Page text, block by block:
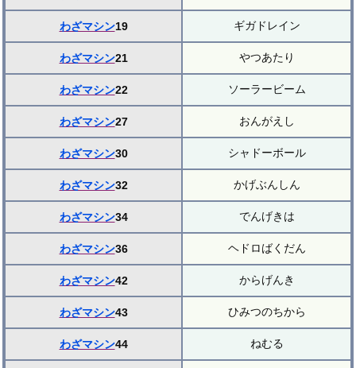
わざマシン19 ギガドレイン
わざマシン21 やつあたり
わざマシン22 ソーラービーム
わざマシン27 おんがえし
わざマシン30 シャドーボール
わざマシン32 かげぶんしん
わざマシン34 でんげきは
わざマシン36 ヘドロばくだん
わざマシン42 からげんき
わざマシン43 ひみつのちから
わざマシン44 ねむる